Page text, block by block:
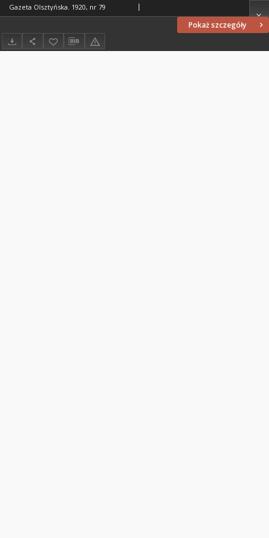
Pokaż szczegóły
Gazeta Olsztyńska. 1920, nr 79